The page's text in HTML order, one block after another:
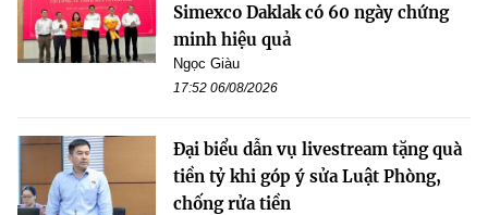
Simexco Daklak có 60 ngày chứng
minh hiệu quả
Ngọc Giàu
17:52 06/08/2026
Đại biểu dẫn vụ livestream tặng quà
tiền tỷ khi góp ý sửa Luật Phòng,
chống rửa tiền